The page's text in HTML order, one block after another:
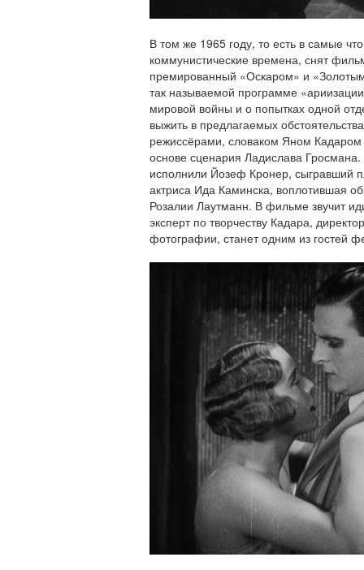
В том же 1965 году, то есть в самые
коммунистические времена, снят
премированный «Оскаром» и
так называемой программе
мировой войны и о попытках одной
выжить в предлагаемых
режиссёрами, словаком Яном
основе сценария Ладислава
исполнили Йозеф Кронер, сыгравший
актриса Ида Каминска, воплотившая
Розалии Лаутманн. В фильме звучит
эксперт по творчеству Кадара,
фотографии, станет одним из гостей